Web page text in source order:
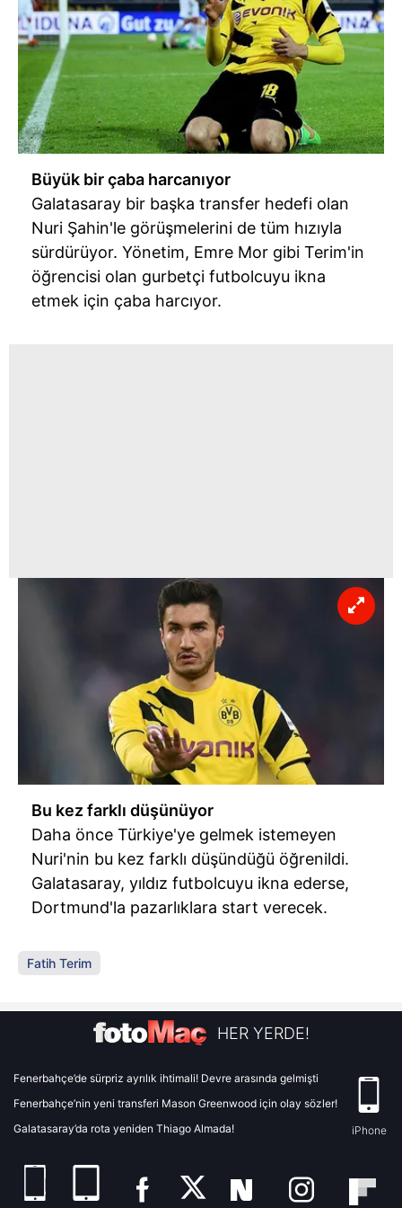
sınırlı olarak açık rızanız dahilinde kullanılacaktır.
Çerezlere ilişkin tercihlerinizi aşağıda yer alan panel
vasıtasıyla belirleyebilirsiniz. Çerezlere ilişkin detaylı bilgi
için Ayarlar butonuna tıklayabilir,
Çerez Bilgilendirme
Metnimiziziyaret edebilirsiniz.
6698 sayılı Kişisel Verilerin Korunması Kanunu uyarınca
hazırlanmış Aydınlatma Metnimizi okumak ve sitemizde
ilgili mevzuata uygun olarak kullanılan çerezlerle ilgili bilgi
almak için lütfen
tıklayınız
Büyük bir çaba harcanıyor
Galatasaray bir başka transfer hedefi olan
Nuri Şahin'le görüşmelerini de tüm hızıyla
sürdürüyor. Yönetim, Emre Mor gibi Terim'in
öğrencisi olan gurbetçi futbolcuyu ikna
etmek için çaba harcıyor.
Bu kez farklı düşünüyor
Daha önce Türkiye'ye gelmek istemeyen
Nuri'nin bu kez farklı düşündüğü öğrenildi.
Galatasaray, yıldız futbolcuyu ikna ederse,
Dortmund'la pazarlıklara start verecek.
Fatih Terim
HER YERDE!
Fenerbahçe’de sürpriz ayrılık ihtimali! Devre arasında gelmişti
Fenerbahçe’nin yeni transferi Mason Greenwood için olay sözler!
Galatasaray’da rota yeniden Thiago Almada!
iPhone